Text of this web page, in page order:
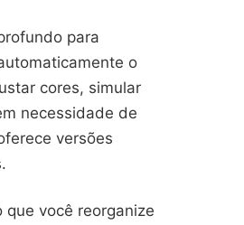
para
o
cores, simular
necessidade de
versões
você reorganize